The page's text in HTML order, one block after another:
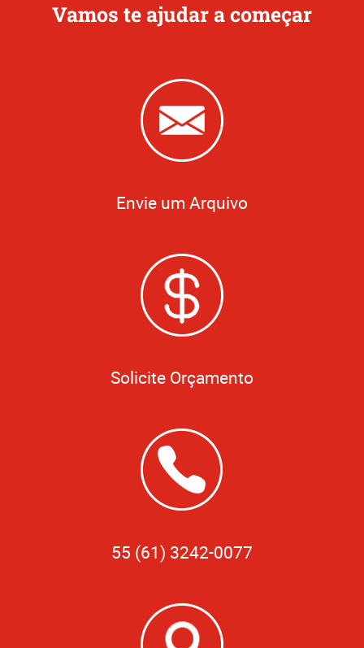
Vamos te ajudar a começar
Envie um Arquivo
Solicite Orçamento
55 (61) 3242-0077